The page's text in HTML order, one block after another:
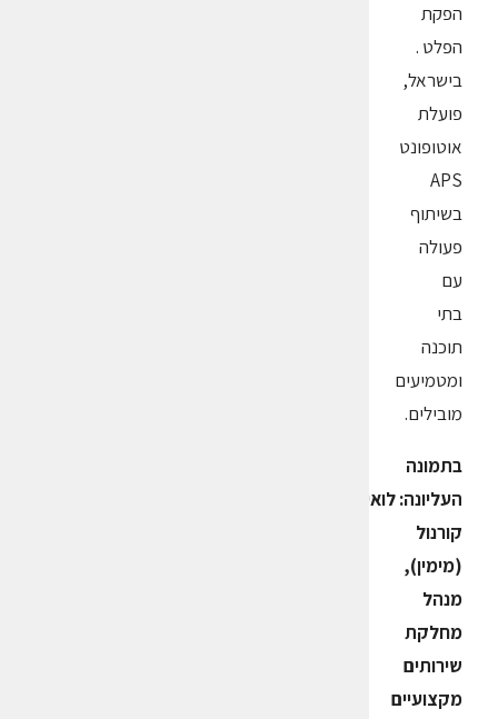
הפקת
הפלט .
בישראל,
פועלת
אוטופונט
APS
בשיתוף
פעולה
עם
בתי
תוכנה
ומטמיעים
מובילים.
בתמונה
העליונה: לואיס
קורנול
(מימין),
מנהל
מחלקת
שירותים
מקצועיים